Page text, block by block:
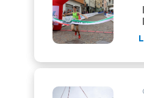
“ALLAGRANDE